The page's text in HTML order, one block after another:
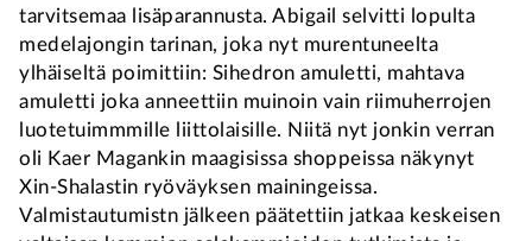
tarvitsemaa lisäparannusta. Abigail selvitti lopulta
medelajongin tarinan, joka nyt murentuneelta
ylhäiseltä poimittiin: Sihedron amuletti, mahtava
amuletti joka anneettiin muinoin vain riimuherrojen
luotetuimmmille liittolaisille. Niitä nyt jonkin verran
oli Kaer Magankin maagisissa shoppeissa näkynyt
Xin-Shalastin ryöväyksen mainingeissa.
Valmistautumistn jälkeen päätettiin jatkaa keskeisen